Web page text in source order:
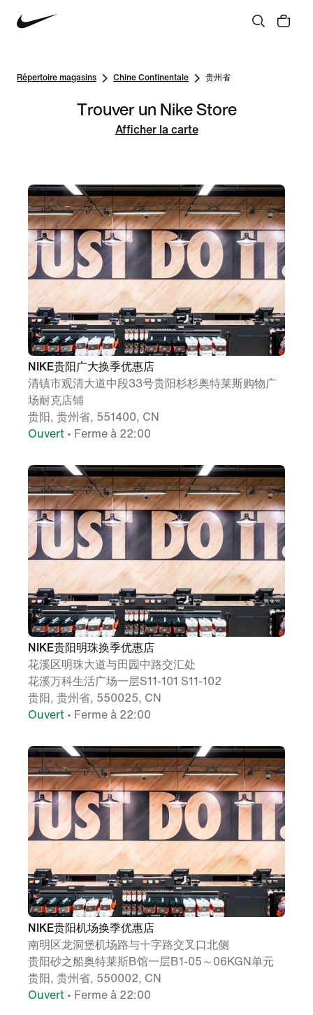
Répertoire magasins Chine Continentale 贵州省
Trouver un Nike Store
Afficher la carte
NIKE贵阳广大换季优惠店
清镇市观清大道中段33号贵阳杉杉奥特莱斯购物广
场耐克店铺
贵阳, 贵州省, 551400, CN
Ouvert • Ferme à 22:00
NIKE贵阳明珠换季优惠店
花溪区明珠大道与田园中路交汇处
花溪万科生活广场一层S11-101 S11-102
贵阳, 贵州省, 550025, CN
Ouvert • Ferme à 22:00
NIKE贵阳机场换季优惠店
南明区龙洞堡机场路与十字路交叉口北侧
贵阳砂之船奥特莱斯B馆一层B1-05～06KGN单元
贵阳, 贵州省, 550002, CN
Ouvert • Ferme à 22:00